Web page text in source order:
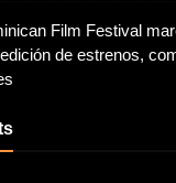
Film Festival
de estrenos,